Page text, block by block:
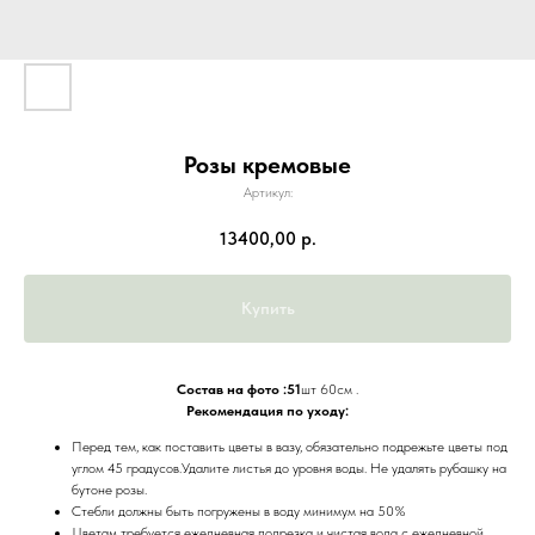
Розы кремовые
Артикул:
13400,00 р.
Купить
Состав на фото :51шт 60см .
Рекомендация по уходу:
Перед тем, как поставить цветы в вазу, обязательно подрежьте цветы под
углом 45 градусов.Удалите листья до уровня воды. Не удалять рубашку на
бутоне розы.
Стебли должны быть погружены в воду минимум на 50%